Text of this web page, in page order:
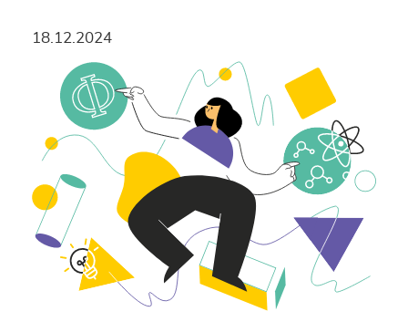
18.12.2024